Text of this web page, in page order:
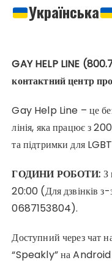
Українська
GAY HELP LINE
контактний центр
Gay Help Line – це
лінія, яка працює з
та підтримки для
ГОДИНИ РОБОТИ: З
20:00 (Для дзвінків
0687153804).
Доступний через чат
“Speakly” на Android